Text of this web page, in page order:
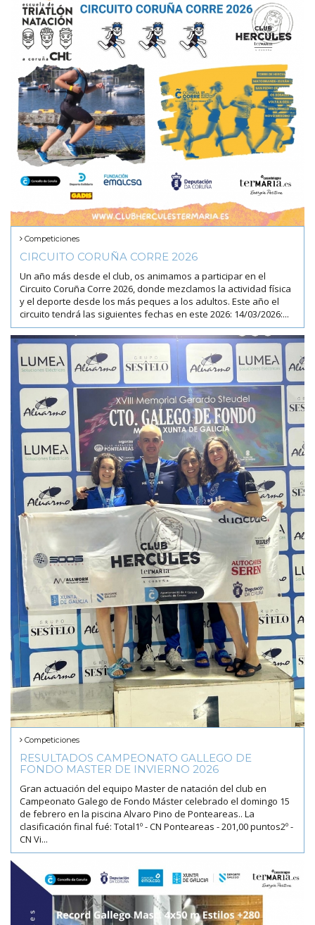
Competiciones
CIRCUITO CORUÑA CORRE 2026
Un año más desde el club, os animamos a participar en el
Circuito Coruña Corre 2026, donde mezclamos la actividad física
y el deporte desde los más peques a los adultos. Este año el
circuito tendrá las siguientes fechas en este 2026: 14/03/2026:...
Competiciones
RESULTADOS CAMPEONATO GALLEGO DE
FONDO MASTER DE INVIERNO 2026
Gran actuación del equipo Master de natación del club en
Campeonato Galego de Fondo Máster celebrado el domingo 15
de febrero en la piscina Alvaro Pino de Ponteareas.. La
clasificación final fué: Total1º - CN Ponteareas - 201,00 puntos2º -
CN Vi...